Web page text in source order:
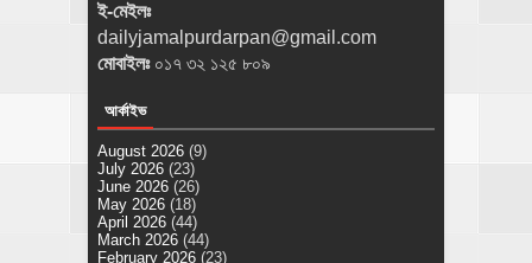
ই-মেইলঃ
dailyjamalpurdarpan@gmail.com
মোবাইলঃ ০১৭ ৩২ ১২৫ ৮০৯
আর্কাইভ
August 2026 (9)
July 2026 (23)
June 2026 (26)
May 2026 (18)
April 2026 (44)
March 2026 (44)
February 2026 (23)